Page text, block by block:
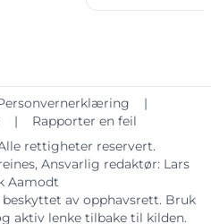
|
|
Rapporter en feil
rettigheter reservert.
, Ansvarlig redaktør: Lars
Aamodt
av opphavsrett. Bruk
aktiv lenke tilbake til kilden.